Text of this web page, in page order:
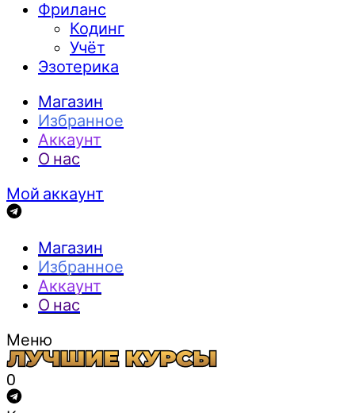
Фриланс
Кодинг
Учёт
Эзотерика
Магазин
Избранное
Аккаунт
О нас
Мой аккаунт
Магазин
Избранное
Аккаунт
О нас
Меню
0